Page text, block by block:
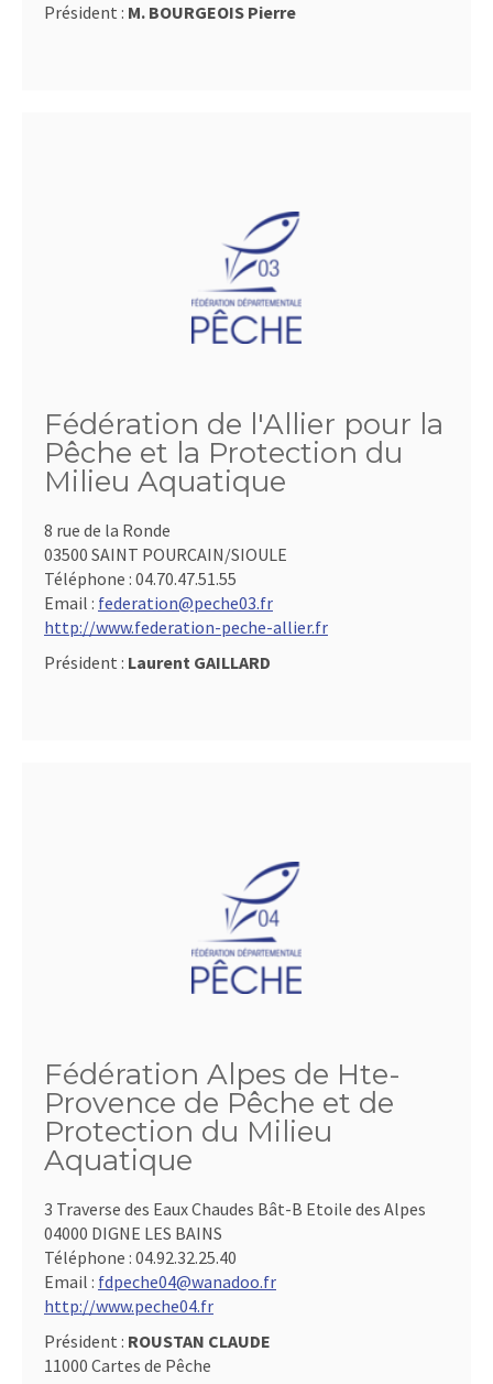
Président : M. BOURGEOIS Pierre
Fédération de l'Allier pour la
Pêche et la Protection du
Milieu Aquatique
8 rue de la Ronde
03500 SAINT POURCAIN/SIOULE
Téléphone : 04.70.47.51.55
Email : federation@peche03.fr
http://www.federation-peche-allier.fr
Président : Laurent GAILLARD
Fédération Alpes de Hte-
Provence de Pêche et de
Protection du Milieu
Aquatique
3 Traverse des Eaux Chaudes Bât-B Etoile des Alpes
04000 DIGNE LES BAINS
Téléphone : 04.92.32.25.40
Email : fdpeche04@wanadoo.fr
http://www.peche04.fr
Président : ROUSTAN CLAUDE
11000 Cartes de Pêche